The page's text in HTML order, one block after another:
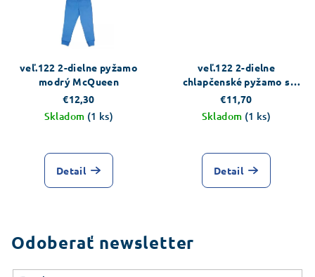
veľ.122 2-dielne pyžamo
modrý McQueen
€12,30
Skladom (1 ks)
Detail
veľ.122 2-dielne
chlapčenské pyžamo s
dlhým rukávom - vzor auta
€11,70
Skladom (1 ks)
Detail
Odoberať newsletter